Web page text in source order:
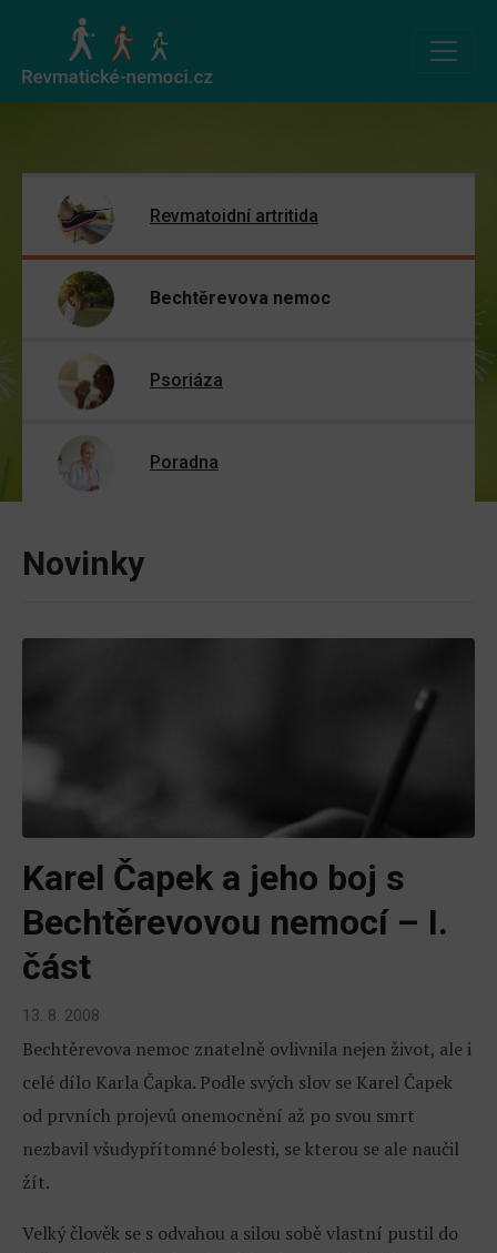
Revmatoidní artritida
Bechtěrevova nemoc
Psoriáza
Poradna
Novinky
Karel Čapek a jeho boj s
Bechtěrevovou nemocí – I.
část
13. 8. 2008
Bechtěrevova nemoc znatelně ovlivnila nejen život, ale i
celé dílo Karla Čapka. Podle svých slov se Karel Čapek
od prvních projevů onemocnění až po svou smrt
nezbavil všudypřítomné bolesti, se kterou se ale naučil
žít.
Velký člověk se s odvahou a silou sobě vlastní pustil do